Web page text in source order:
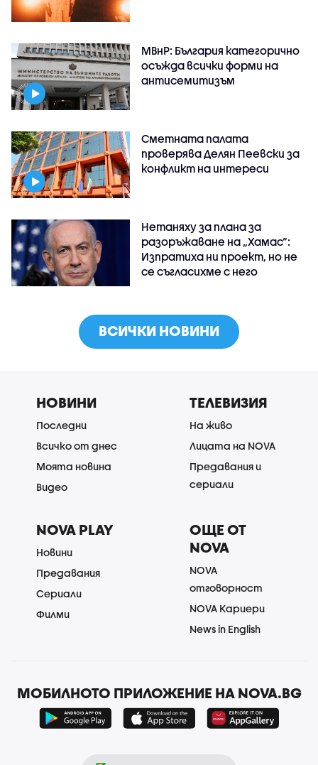
МВнР: България категорично
осъжда всички форми на
антисемитизъм
Сметната палата
проверява Делян Пеевски за
конфликт на интереси
Нетаняху за плана за
разоръжаване на „Хамас“:
Изпратиха ни проект, но не
се съгласихме с него
ВСИЧКИ НОВИНИ
НОВИНИ
Последни
Всичко от днес
Моята новина
Видео
ТЕЛЕВИЗИЯ
На живо
Лицата на NOVA
Предавания и
сериали
NOVA PLAY
Новини
Предавания
Сериали
Филми
ОЩЕ ОТ
NOVA
NOVA
отговорност
NOVA Кариери
News in English
МОБИЛНОТО ПРИЛОЖЕНИЕ НА NOVA.BG